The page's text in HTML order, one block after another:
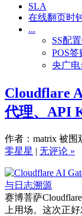
SLA
在线翻页时
...
SS配
POS
央广
Cloudflare
代理、API
作者：matrix 被围
零星星 | 无评论 »
赛博菩萨
上用场。这次正